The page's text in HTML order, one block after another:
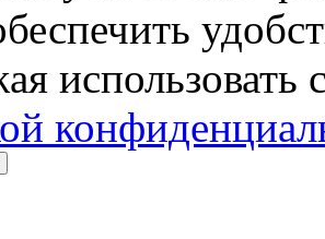
использовать